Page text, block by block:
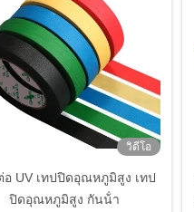
วิดีโอ
อ UV เทปปิดอุณหภูมิสูง เทป
ปิดอุณหภูมิสูง กันน้ํา